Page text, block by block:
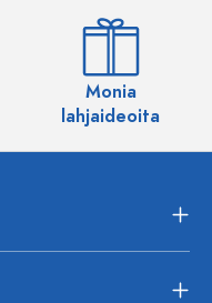
Monia
lahjaideoita